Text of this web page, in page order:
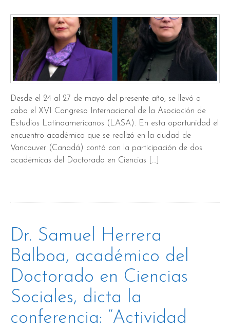
Desde el 24 al 27 de mayo del presente año, se llevó a
cabo el XVI Congreso Internacional de la Asociación de
Estudios Latinoamericanos (LASA). En esta oportunidad el
encuentro académico que se realizó en la ciudad de
Vancouver (Canadá) contó con la participación de dos
académicas del Doctorado en Ciencias […]
Dr. Samuel Herrera
Balboa, académico del
Doctorado en Ciencias
Sociales, dicta la
conferencia: “Actividad